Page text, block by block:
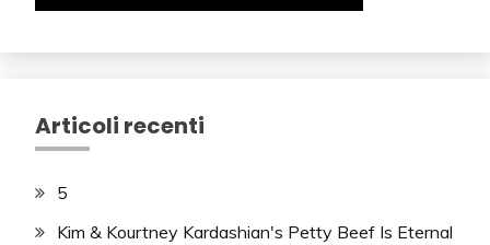
Articoli recenti
5
Kim & Kourtney Kardashian's Petty Beef Is Eternal